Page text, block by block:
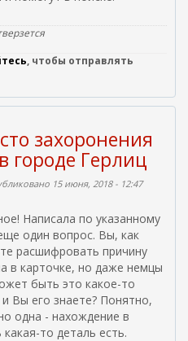
, чтобы отправлять
захоронения
городе Герлиц
15 июня, 2018 - 12:47
Написала по указанному
один вопрос. Вы, как
расшифровать причину
в карточке, но даже немцы
быть это какое-то
Вы его знаете? Понятно,
одна - нахождение в
то деталь есть.